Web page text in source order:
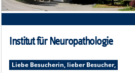
LINKS
Institut für Neuropathologie
Liebe Besucherin, lieber Besucher,